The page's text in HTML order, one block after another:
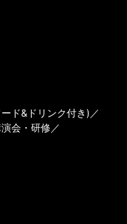
ド&ドリンク付き)
会・研修